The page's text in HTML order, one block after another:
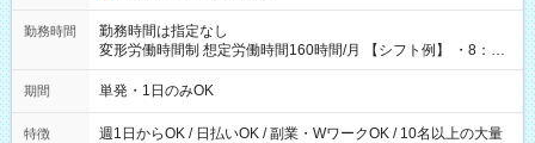
勤務時間
勤務時間は指定なし
変形労働時間制 想定労働時間160時間/月 【シフト例】 ・8：00
～21：00
期間 単発・1日のみOK
特徴
週1日からOK / 日払いOK / 副業・WワークOK / 10名以上の大量